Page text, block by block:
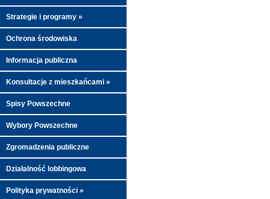
Strategie i programy »
Ochrona środowiska
Informacja publiczna
Konsultacje z mieszkańcami »
Spisy Powszechne
Wybory Powszechne
Zgromadzenia publiczne
Działalność lobbingowa
Polityka prywatności »